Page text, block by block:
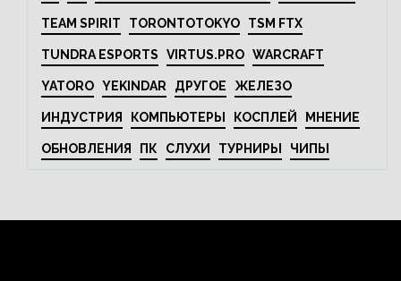
TEAM SPIRIT TORONTOTOKYO TSM FTX
TUNDRA ESPORTS VIRTUS.PRO WARCRAFT
YATORO YEKINDAR ДРУГОЕ ЖЕЛЕЗО
ИНДУСТРИЯ КОМПЬЮТЕРЫ КОСПЛЕЙ МНЕНИЕ
ОБНОВЛЕНИЯ ПК СЛУХИ ТУРНИРЫ ЧИПЫ